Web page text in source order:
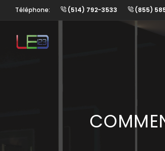
Téléphone: (514) 792-3533 (855)